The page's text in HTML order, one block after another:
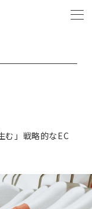
む」戦略的なEC